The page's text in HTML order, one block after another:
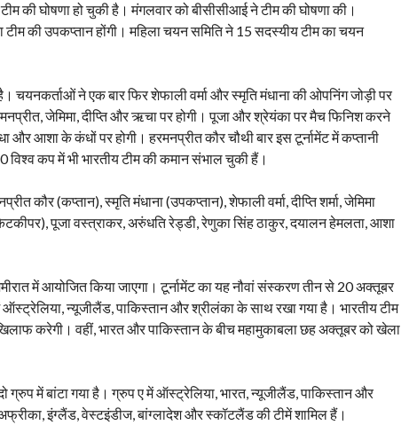
की घोषणा हो चुकी है। मंगलवार को बीसीसीआई ने टीम की घोषणा की।
की उपकप्तान होंगी। महिला चयन समिति ने 15 सदस्यीय टीम का चयन
चयनकर्ताओं ने एक बार फिर शेफाली वर्मा और स्मृति मंधाना की ओपनिंग जोड़ी पर
जेमिमा, दीप्ति और ऋचा पर होगी। पूजा और श्रेयंका पर मैच फिनिश करने
और आशा के कंधों पर होगी। हरमनप्रीत कौर चौथी बार इस टूर्नामेंट में कप्तानी
कप में भी भारतीय टीम की कमान संभाल चुकी हैं।
कौर (कप्तान), स्मृति मंधाना (उपकप्तान), शेफाली वर्मा, दीप्ति शर्मा, जेमिमा
पूजा वस्त्राकर, अरुंधति रेड्डी, रेणुका सिंह ठाकुर, दयालन हेमलता, आशा
में आयोजित किया जाएगा। टूर्नामेंट का यह नौवां संस्करण तीन से 20 अक्तूबर
न्यूजीलैंड, पाकिस्तान और श्रीलंका के साथ रखा गया है। भारतीय टीम
करेगी। वहीं, भारत और पाकिस्तान के बीच महामुकाबला छह अक्तूबर को खेला
ग्रुप में बांटा गया है। ग्रुप ए में ऑस्ट्रेलिया, भारत, न्यूजीलैंड, पाकिस्तान और
अफ्रीका, इंग्लैंड, वेस्टइंडीज, बांग्लादेश और स्कॉटलैंड की टीमें शामिल हैं।